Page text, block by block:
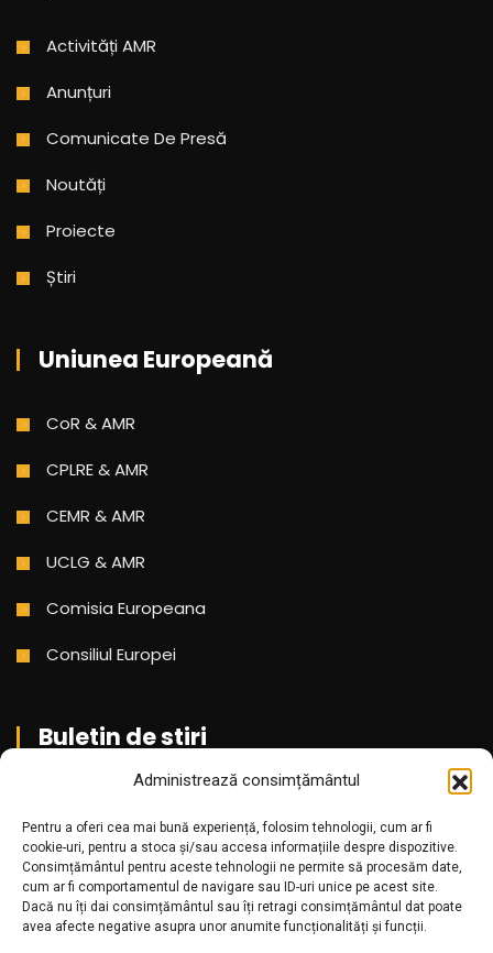
Administrează consimțământul
Pentru a oferi cea mai bună experiență, folosim tehnologii, cum ar fi
cookie-uri, pentru a stoca și/sau accesa informațiile despre dispozitive.
Consimțământul pentru aceste tehnologii ne permite să procesăm date,
cum ar fi comportamentul de navigare sau ID-uri unice pe acest site.
Dacă nu îți dai consimțământul sau îți retragi consimțământul dat poate
avea afecte negative asupra unor anumite funcționalități și funcții.
Activități AMR
Anunțuri
Comunicate De Presă
Noutăți
Proiecte
Știri
Uniunea Europeană
CoR & AMR
CPLRE & AMR
CEMR & AMR
UCLG & AMR
Comisia Europeana
Consiliul Europei
Buletin de stiri
Aboneaza-te pentru a primi cele mai noi stiri din partea
noastra!